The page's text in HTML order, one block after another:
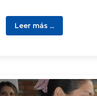
Leer más ...